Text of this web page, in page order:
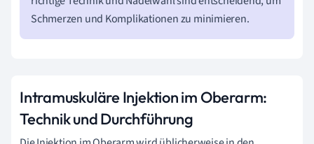
Schmerzen und Komplikationen zu minimieren.
Intramuskuläre Injektion im Oberarm:
Technik und Durchführung